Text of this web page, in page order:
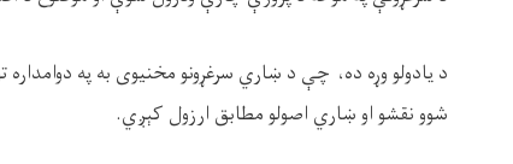
د یادولو وړه ده، چې د ښاري سرغړونو مخنیوی به په
شوو نقشو او ښاري اصولو مطابق ارزول کېږي.